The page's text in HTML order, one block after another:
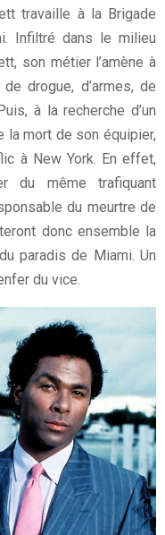
travaille à la Brigade
Infiltré dans le milieu
son métier l’amène à
drogue, d’armes, de
à la recherche d’un
la mort de son équipier,
à New York. En effet,
du même trafiquant
du meurtre de
donc ensemble la
paradis de Miami. Un
du vice.